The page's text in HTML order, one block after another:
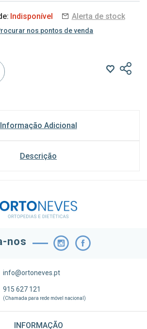
Indisponível Alerta de stock
nos pontos de venda
Informação Adicional
Descrição
nos
info@ortoneves.pt
915 627 121
(Chamada para rede móvel nacional)
INFORMAÇÃO